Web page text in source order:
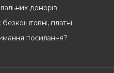
донорів
платні
посилання?